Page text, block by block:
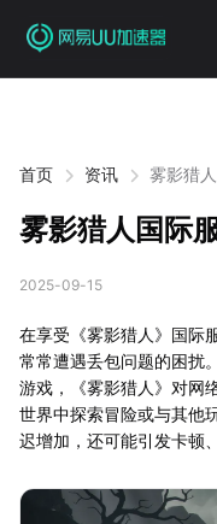
首页 资讯 雾影猎
雾影猎人国际
2025-09-15
在享受《雾影猎人》国际
常常遭遇丢包问题的困扰
游戏，《雾影猎人》对网
世界中探索冒险或与其他
迟增加，还可能引发卡顿